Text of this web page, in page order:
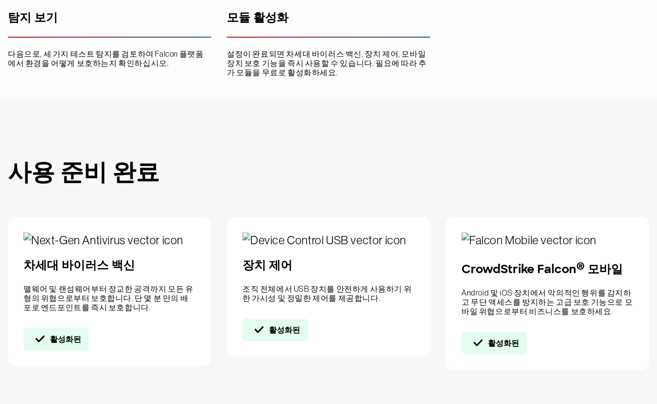
탐지 보기
다음으로, 세 가지 테스트 탐지를 검토하여 Falcon 플랫폼
에서 환경을 어떻게 보호하는지 확인하십시오.
모듈 활성화
설정이 완료되면 차세대 바이러스 백신, 장치 제어, 모바일
장치 보호 기능을 즉시 사용할 수 있습니다. 필요에 따라 추
가 모듈을 무료로 활성화하세요.
사용 준비 완료
차세대 바이러스 백신
맬웨어 및 랜섬웨어부터 정교한 공격까지 모든 유
형의 위협으로부터 보호합니다. 단 몇 분 만의 배
포로 엔드포인트를 즉시 보호합니다.
활성화된
장치 제어
조직 전체에서 USB 장치를 안전하게 사용하기 위
한 가시성 및 정밀한 제어를 제공합니다.
활성화된
CrowdStrike Falcon® 모바일
Android 및 iOS 장치에서 악의적인 행위를 감지하
고 무단 액세스를 방지하는 고급 보호 기능으로 모
바일 위협으로부터 비즈니스를 보호하세요.
활성화된